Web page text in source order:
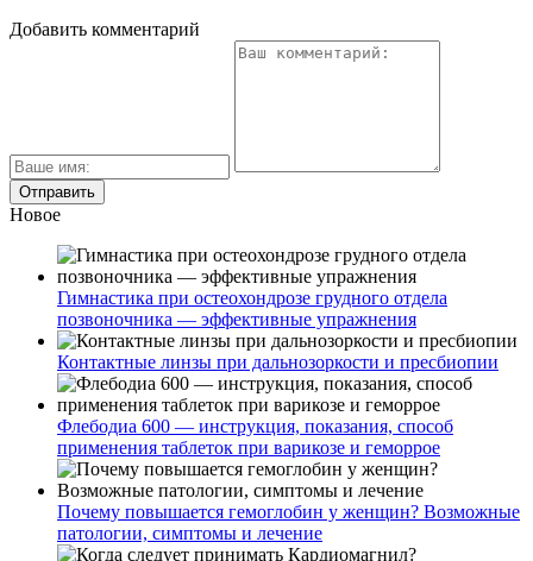
Добавить комментарий
Новое
Гимнастика при остеохондрозе грудного отдела
позвоночника — эффективные упражнения
Контактные линзы при дальнозоркости и пресбиопии
Флебодиа 600 — инструкция, показания, способ
применения таблеток при варикозе и геморрое
Почему повышается гемоглобин у женщин? Возможные
патологии, симптомы и лечение